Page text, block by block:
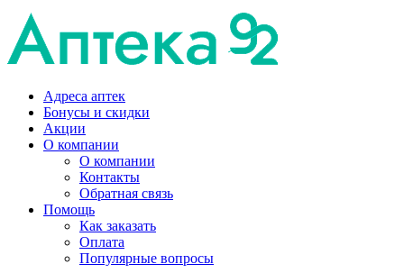
Адреса аптек
Бонусы и скидки
Акции
О компании
О компании
Контакты
Обратная связь
Помощь
Как заказать
Оплата
Популярные вопросы